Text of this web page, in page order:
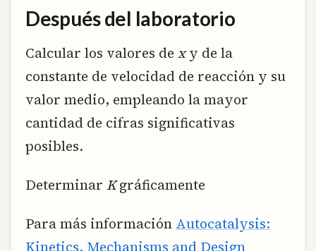
Después del laboratorio
Calcular los valores de xy de la
constante de velocidad de reacción y su
valor medio, empleando la mayor
cantidad de cifras significativas
posibles.
Determinar Kgráficamente
Para más información Autocatalysis:
Kinetics, Mechanisms and Design